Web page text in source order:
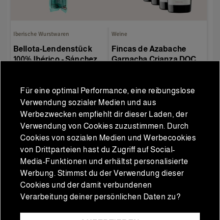
Iberische Wurstwaren
Bellota-Lendenstück
100% Ibérico - Sánchez
IN DEN WARENKORB
Weine
Fincas de Azabache
Garnacha Crianza DOCa
IN DEN WARENKORB
Für eine optimal Performance, eine reibungslose
Verwendung sozialer Medien und aus
Werbezwecken empfiehlt dir dieser Laden, der
Verwendung von Cookies zuzustimmen. Durch
Cookies von sozialen Medien und Werbecookies
von Drittparteien hast du Zugriff auf Social-
Media-Funktionen und erhältst personalisierte
Werbung. Stimmst du der Verwendung dieser
Cookies und der damit verbundenen
Verarbeitung deiner persönlichen Daten zu?